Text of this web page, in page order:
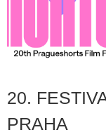
20.
PRAHA